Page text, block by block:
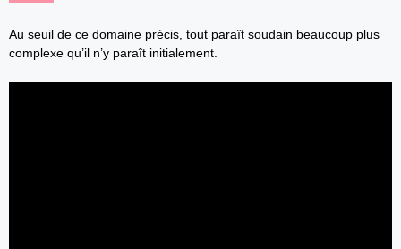
Au seuil de ce domaine précis, tout paraît soudain beaucoup plus
complexe qu’il n’y paraît initialement.